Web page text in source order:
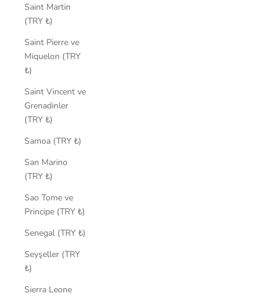
Saint Martin
(TRY ₺)
Saint Pierre ve
Miquelon (TRY
₺)
Saint Vincent ve
Grenadinler
(TRY ₺)
Samoa (TRY ₺)
San Marino
(TRY ₺)
Sao Tome ve
Principe (TRY ₺)
Senegal (TRY ₺)
Seyşeller (TRY
₺)
Sierra Leone